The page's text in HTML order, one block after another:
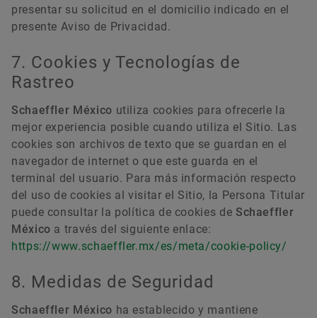
presentar su solicitud en el domicilio indicado en el
presente Aviso de Privacidad.
7. Cookies y Tecnologías de
Rastreo
Schaeffler México utiliza cookies para ofrecerle la
mejor experiencia posible cuando utiliza el Sitio. Las
cookies son archivos de texto que se guardan en el
navegador de internet o que este guarda en el
terminal del usuario. Para más información respecto
del uso de cookies al visitar el Sitio, la Persona Titular
puede consultar la política de cookies de Schaeffler
México a través del siguiente enlace:
https://www.schaeffler.mx/es/meta/cookie-policy/
8. Medidas de Seguridad
Schaeffler México ha establecido y mantiene